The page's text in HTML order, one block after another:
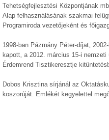
Tehetségfejlesztési Központjának
Alap felhasználásának szakmai
Programiroda vezetőjeként és
1998-ban Pázmány Péter-díjat,
kapott, a 2012. március 15-i
Érdemrend Tisztikeresztje
Dobos Krisztina sírjánál az
koszorúját. Emlékét kegyelettel